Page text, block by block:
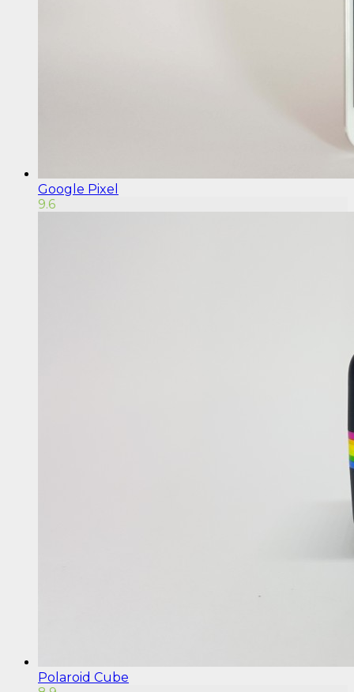
Google Pixel
9.6
Polaroid Cube